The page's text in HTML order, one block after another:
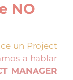
NO
un Project
a hablar
MANAGER